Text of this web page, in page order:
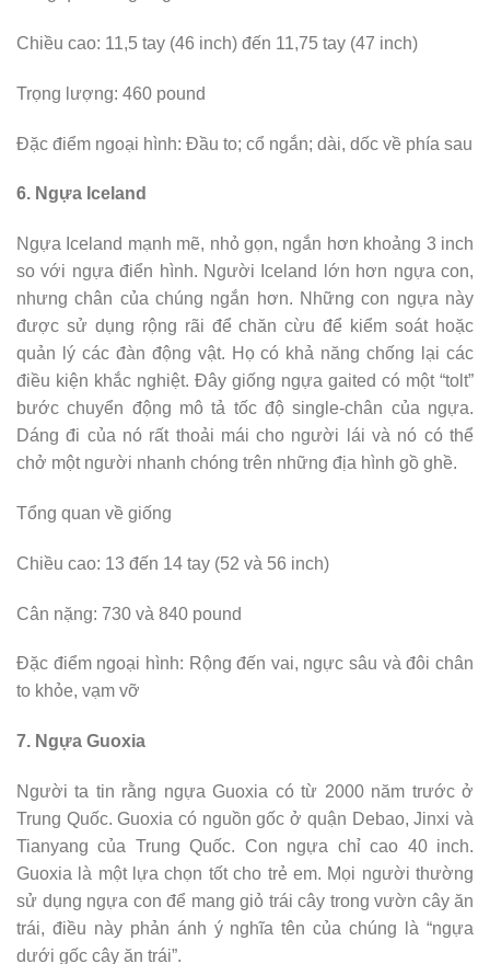
Chiều cao: 11,5 tay (46 inch) đến 11,75 tay (47 inch)
Trọng lượng: 460 pound
Đặc điểm ngoại hình: Đầu to; cổ ngắn; dài, dốc về phía sau
6. Ngựa Iceland
Ngựa Iceland mạnh mẽ, nhỏ gọn, ngắn hơn khoảng 3 inch
so với ngựa điển hình. Người Iceland lớn hơn ngựa con,
nhưng chân của chúng ngắn hơn. Những con ngựa này
được sử dụng rộng rãi để chăn cừu để kiểm soát hoặc
quản lý các đàn động vật. Họ có khả năng chống lại các
điều kiện khắc nghiệt. Đây giống ngựa gaited có một “tolt”
bước chuyển động mô tả tốc độ single-chân của ngựa.
Dáng đi của nó rất thoải mái cho người lái và nó có thể
chở một người nhanh chóng trên những địa hình gồ ghề.
Tổng quan về giống
Chiều cao: 13 đến 14 tay (52 và 56 inch)
Cân nặng: 730 và 840 pound
Đặc điểm ngoại hình: Rộng đến vai, ngực sâu và đôi chân
to khỏe, vạm vỡ
7. Ngựa Guoxia
Người ta tin rằng ngựa Guoxia có từ 2000 năm trước ở
Trung Quốc. Guoxia có nguồn gốc ở quận Debao, Jinxi và
Tianyang của Trung Quốc. Con ngựa chỉ cao 40 inch.
Guoxia là một lựa chọn tốt cho trẻ em. Mọi người thường
sử dụng ngựa con để mang giỏ trái cây trong vườn cây ăn
trái, điều này phản ánh ý nghĩa tên của chúng là “ngựa
dưới gốc cây ăn trái”.